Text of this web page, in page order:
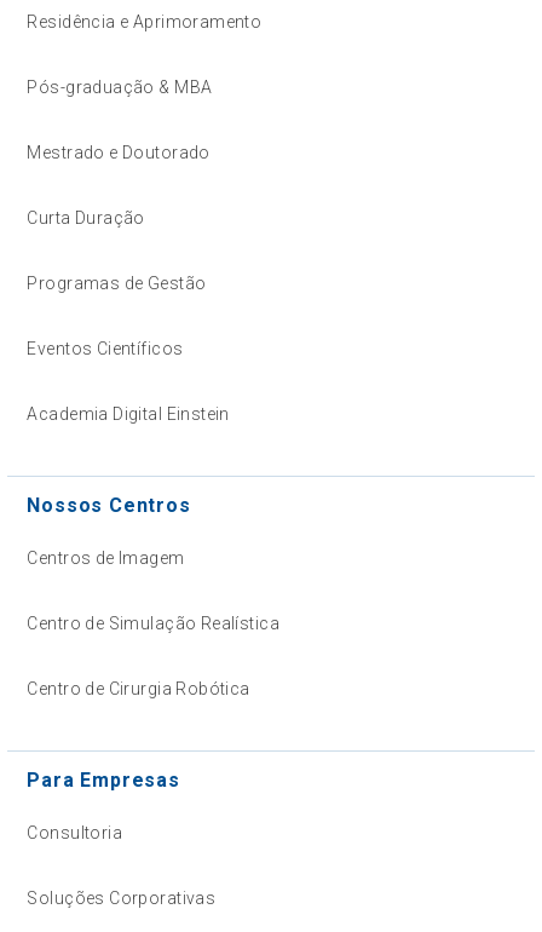
Residência e Aprimoramento
Pós-graduação & MBA
Mestrado e Doutorado
Curta Duração
Programas de Gestão
Eventos Científicos
Academia Digital Einstein
Nossos Centros
Centros de Imagem
Centro de Simulação Realística
Centro de Cirurgia Robótica
Para Empresas
Consultoria
Soluções Corporativas